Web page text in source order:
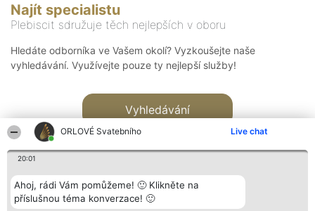
ORLOVÉ Svatebního Live chat
20:01
Ahoj, rádi Vám pomůžeme! 🙂 Klikněte na
příslušnou téma konverzace! 🙂
Najít specialistu
Plebiscit sdružuje těch nejlepších v oboru
Hledáte odborníka ve Vašem okolí? Vyzkoušejte naše
vyhledávání. Využívejte pouze ty nejlepší služby!
Vyhledávání